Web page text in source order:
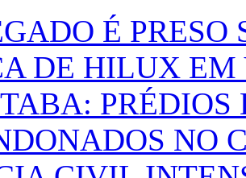
É PRESO
DE HILUX EM
PRÉDIOS
NO